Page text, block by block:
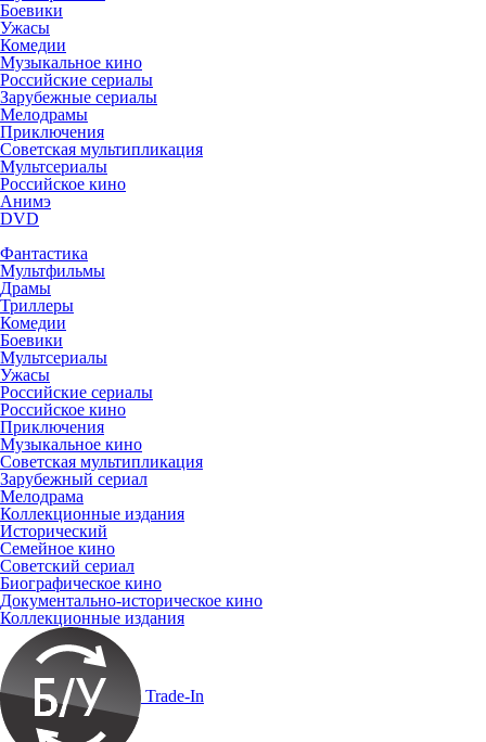
Боевики
Ужасы
Комедии
Музыкальное кино
Российские сериалы
Зарубежные сериалы
Мелодрамы
Приключения
Советская мультипликация
Мультсериалы
Российское кино
Анимэ
DVD
Фантастика
Мультфильмы
Драмы
Триллеры
Комедии
Боевики
Мультсериалы
Ужасы
Российские сериалы
Российское кино
Приключения
Музыкальное кино
Советская мультипликация
Зарубежный сериал
Мелодрама
Коллекционные издания
Исторический
Семейное кино
Советский сериал
Биографическое кино
Документально-историческое кино
Коллекционные издания
Trade-In